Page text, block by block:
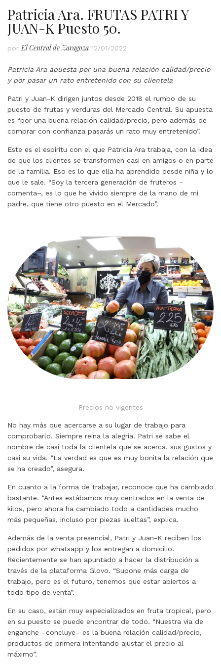
Patricia Ara. FRUTAS PATRI Y
JUAN-K Puesto 50.
por El Central de Zaragoza 12/01/2022
Patricia Ara apuesta por una buena relación calidad/precio
y por pasar un rato entretenido con su clientela
Patri y Juan-K dirigen juntos desde 2018 el rumbo de su
puesto de frutas y verduras del Mercado Central. Su apuesta
es “por una buena relación calidad/precio, pero además de
comprar con confianza pasarás un rato muy entretenido”.
Este es el espíritu con el que Patricia Ara trabaja, con la idea
de que los clientes se transformen casi en amigos o en parte
de la familia. Eso es lo que ella ha aprendido desde niña y lo
que le sale. “Soy la tercera generación de fruteros –
comenta–, es lo que he vivido siempre de la mano de mi
padre, que tiene otro puesto en el Mercado”.
Precios no vigentes
No hay más que acercarse a su lugar de trabajo para
comprobarlo. Siempre reina la alegría. Patri se sabe el
nombre de casi toda la clientela que se acerca, sus gustos y
casi su vida. “La verdad es que es muy bonita la relación que
se ha creado”, asegura.
En cuanto a la forma de trabajar, reconoce que ha cambiado
bastante. “Antes estábamos muy centrados en la venta de
kilos, pero ahora ha cambiado todo a cantidades mucho
más pequeñas, incluso por piezas sueltas”, explica.
Además de la venta presencial, Patri y Juan-K reciben los
pedidos por whatsapp y los entregan a domicilio.
Recientemente se han apuntado a hacer la distribución a
través de la plataforma Glovo. “Supone más carga de
trabajo, pero es el futuro, tenemos que estar abiertos a
todo tipo de venta”.
En su caso, están muy especializados en fruta tropical, pero
en su puesto se puede encontrar de todo. “Nuestra vía de
enganche –concluye– es la buena relación calidad/precio,
productos de primera intentando ajustar el precio al
máximo”.